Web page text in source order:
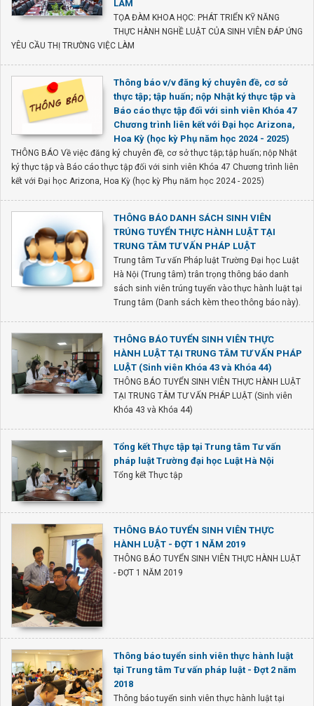
LÀM
TỌA ĐÀM KHOA HỌC: PHÁT TRIỂN KỸ NĂNG
THỰC HÀNH NGHỀ LUẬT CỦA SINH VIÊN ĐÁP ỨNG
YÊU CẦU THỊ TRƯỜNG VIỆC LÀM
Thông báo v/v đăng ký chuyên đề, cơ sở
thực tập; tập huấn; nộp Nhật ký thực tập và
Báo cáo thực tập đối với sinh viên Khóa 47
Chương trình liên kết với Đại học Arizona,
Hoa Kỳ (học kỳ Phụ năm học 2024 - 2025)
THÔNG BÁO Về việc đăng ký chuyên đề, cơ sở thực tập; tập huấn; nộp Nhật
ký thực tập và Báo cáo thực tập đối với sinh viên Khóa 47 Chương trình liên
kết với Đại học Arizona, Hoa Kỳ (học kỳ Phụ năm học 2024 - 2025)
THÔNG BÁO DANH SÁCH SINH VIÊN
TRÚNG TUYỂN THỰC HÀNH LUẬT TẠI
TRUNG TÂM TƯ VẤN PHÁP LUẬT
Trung tâm Tư vấn Pháp luật Trường Đại học Luật
Hà Nội (Trung tâm) trân trọng thông báo danh
sách sinh viên trúng tuyển vào thực hành luật tại
Trung tâm (Danh sách kèm theo thông báo này).
THÔNG BÁO TUYỂN SINH VIÊN THỰC
HÀNH LUẬT TẠI TRUNG TÂM TƯ VẤN PHÁP
LUẬT (Sinh viên Khóa 43 và Khóa 44)
THÔNG BÁO TUYỂN SINH VIÊN THỰC HÀNH LUẬT
TẠI TRUNG TÂM TƯ VẤN PHÁP LUẬT (Sinh viên
Khóa 43 và Khóa 44)
Tổng kết Thực tập tại Trung tâm Tư vấn
pháp luật Trường đại học Luật Hà Nội
Tổng kết Thực tập
THÔNG BÁO TUYỂN SINH VIÊN THỰC
HÀNH LUẬT - ĐỢT 1 NĂM 2019
THÔNG BÁO TUYỂN SINH VIÊN THỰC HÀNH LUẬT
- ĐỢT 1 NĂM 2019
Thông báo tuyển sinh viên thực hành luật
tại Trung tâm Tư vấn pháp luật - Đợt 2 năm
2018
Thông báo tuyển sinh viên thực hành luật tại